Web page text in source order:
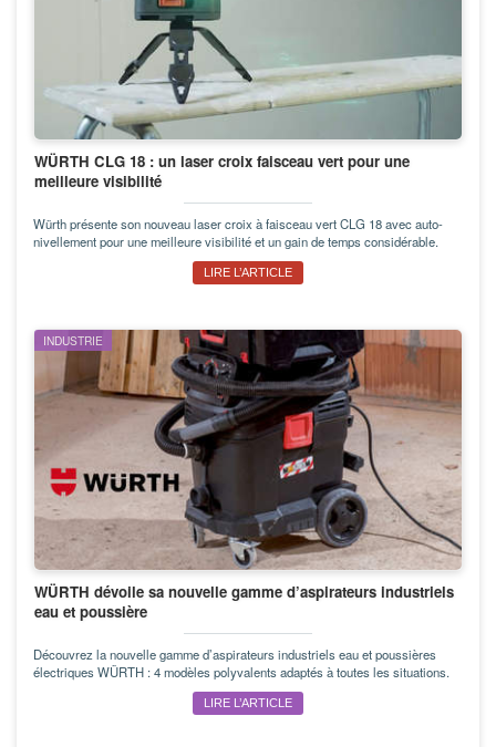
WÜRTH CLG 18 : un laser croix faisceau vert pour une
meilleure visibilité
Würth présente son nouveau laser croix à faisceau vert CLG 18 avec auto-
nivellement pour une meilleure visibilité et un gain de temps considérable.
LIRE L’ARTICLE
INDUSTRIE
WÜRTH dévoile sa nouvelle gamme d’aspirateurs industriels
eau et poussière
Découvrez la nouvelle gamme d’aspirateurs industriels eau et poussières
électriques WÜRTH : 4 modèles polyvalents adaptés à toutes les situations.
LIRE L’ARTICLE